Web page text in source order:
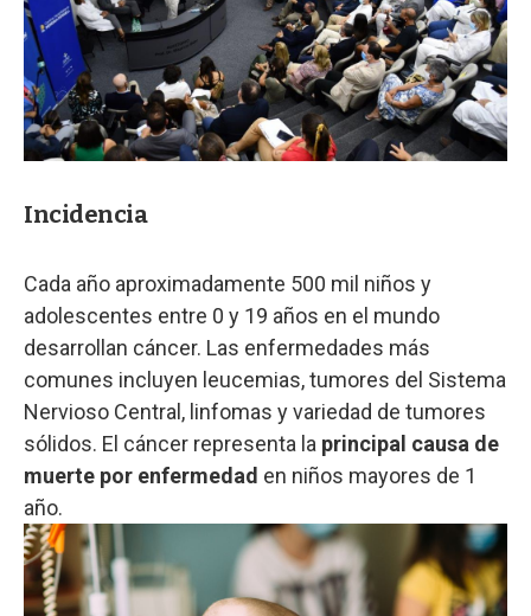
Incidencia
Cada año aproximadamente 500 mil niños y
adolescentes entre 0 y 19 años en el mundo
desarrollan cáncer. Las enfermedades más
comunes incluyen leucemias, tumores del Sistema
Nervioso Central, linfomas y variedad de tumores
sólidos. El cáncer representa la principal causa de
muerte por enfermedad en niños mayores de 1
año.